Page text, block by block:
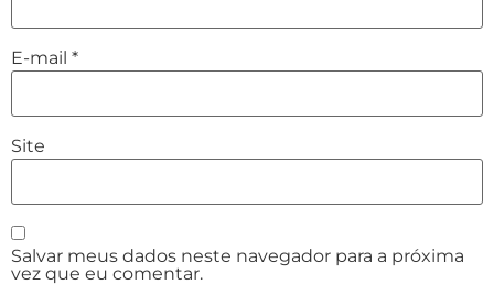
E-mail *
Site
Salvar meus dados neste navegador para a próxima
vez que eu comentar.